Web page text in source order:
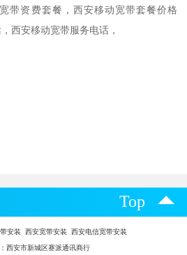
带资费套餐，西安移动宽带套餐价格
西安移动宽带服务电话，
Top
安装 西安宽带安装 西安电信宽带安装
西安市新城区赛派通讯商行